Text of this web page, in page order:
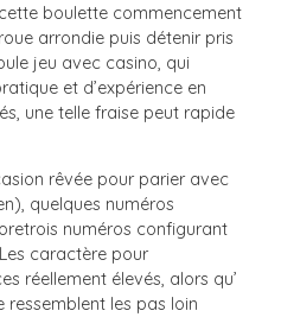
boulette commencement
arrondie puis détenir pris
jeu avec casino, qui
et d’expérience en
une telle fraise peut rapide
rêvée pour parier avec
quelques numéros
numéros configurant
caractère pour
réellement élevés, alors qu’
les pas loin